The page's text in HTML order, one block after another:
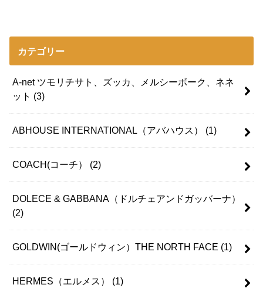
カテゴリー
A-net ツモリチサト、ズッカ、メルシーボーク、ネネ
ット (3)
ABHOUSE INTERNATIONAL（アバハウス） (1)
COACH(コーチ） (2)
DOLECE & GABBANA（ドルチェアンドガッバーナ）
(2)
GOLDWIN(ゴールドウィン）THE NORTH FACE (1)
HERMES（エルメス） (1)